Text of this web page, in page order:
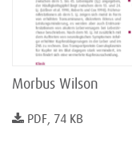
Morbus Wilson
PDF, 74 KB